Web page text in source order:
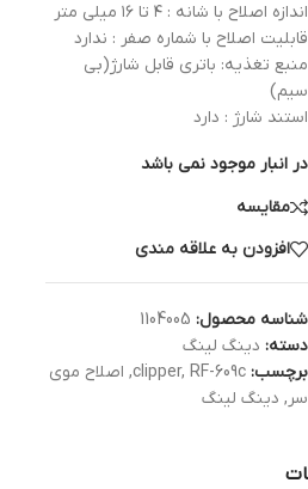
اندازه اصلاح با شانه : ۴ تا ۱۶ میلی متر
قابلیت اصلاح با شماره صفر : ندارد
منبع تغذیه: باتری قابل شارژ(بی
سیم)
استند شارژ : دارد
در انبار موجود نمی باشد
مقایسه
افزودن به علاقه مندی
شناسه محصول: 1104005
دسته: دینگ لینگ
برچسب:
clipper, RF-609c
, اصلاح موی
سر, دینگ لینگ